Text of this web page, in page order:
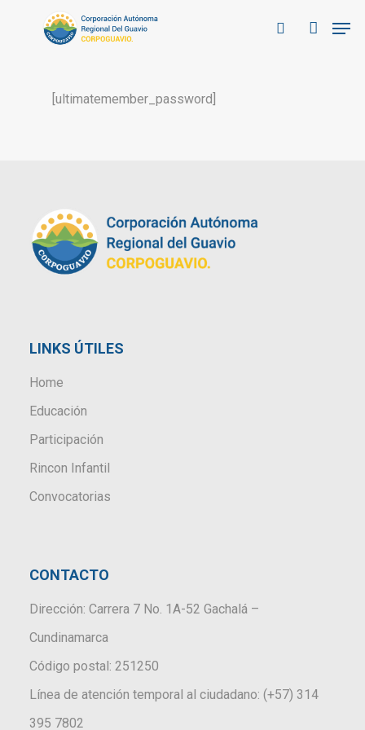
search account
[ultimatemember_password]
LINKS ÚTILES
Home
Educación
Participación
Rincon Infantil
Convocatorias
CONTACTO
Dirección: Carrera 7 No. 1A-52 Gachalá –
Cundinamarca
Código postal: 251250
Línea de atención temporal al ciudadano: (+57) 314
395 7802